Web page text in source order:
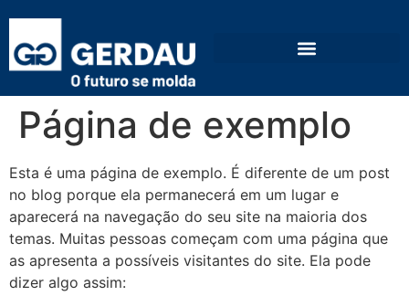
Página de exemplo
Esta é uma página de exemplo. É diferente de um post
no blog porque ela permanecerá em um lugar e
aparecerá na navegação do seu site na maioria dos
temas. Muitas pessoas começam com uma página que
as apresenta a possíveis visitantes do site. Ela pode
dizer algo assim: